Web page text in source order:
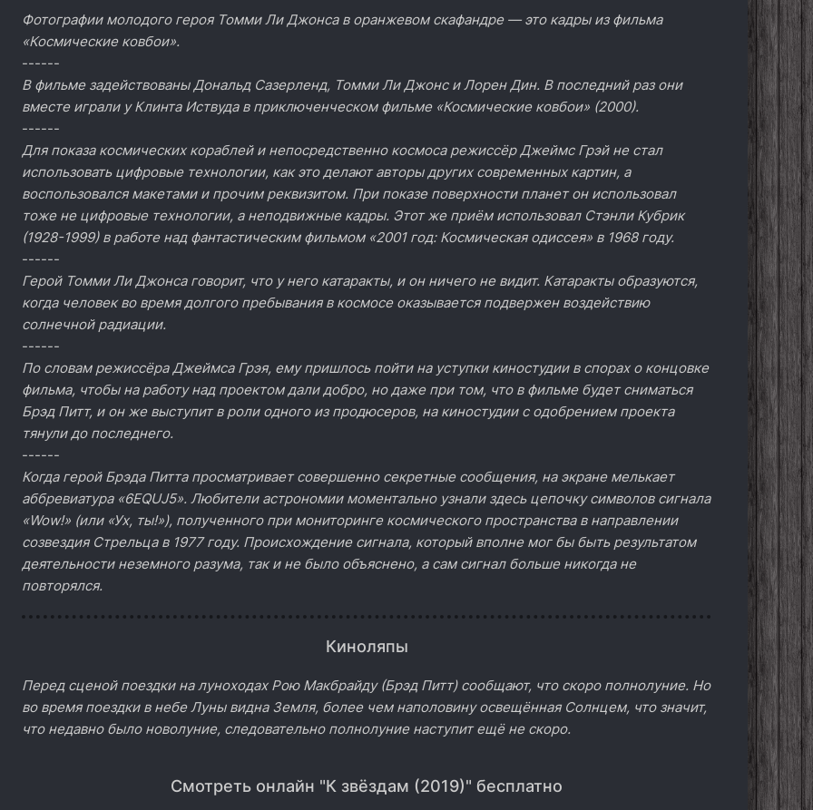
Фотографии молодого героя Томми Ли Джонса в оранжевом скафандре — это кадры из фильма
«Космические ковбои».
------
В фильме задействованы Дональд Сазерленд, Томми Ли Джонс и Лорен Дин. В последний раз они
вместе играли у Клинта Иствуда в приключенческом фильме «Космические ковбои» (2000).
------
Для показа космических кораблей и непосредственно космоса режиссёр Джеймс Грэй не стал
использовать цифровые технологии, как это делают авторы других современных картин, а
воспользовался макетами и прочим реквизитом. При показе поверхности планет он использовал
тоже не цифровые технологии, а неподвижные кадры. Этот же приём использовал Стэнли Кубрик
(1928-1999) в работе над фантастическим фильмом «2001 год: Космическая одиссея» в 1968 году.
------
Герой Томми Ли Джонса говорит, что у него катаракты, и он ничего не видит. Катаракты образуются,
когда человек во время долгого пребывания в космосе оказывается подвержен воздействию
солнечной радиации.
------
По словам режиссёра Джеймса Грэя, ему пришлось пойти на уступки киностудии в спорах о концовке
фильма, чтобы на работу над проектом дали добро, но даже при том, что в фильме будет сниматься
Брэд Питт, и он же выступит в роли одного из продюсеров, на киностудии с одобрением проекта
тянули до последнего.
------
Когда герой Брэда Питта просматривает совершенно секретные сообщения, на экране мелькает
аббревиатура «6EQUJ5». Любители астрономии моментально узнали здесь цепочку символов сигнала
«Wow!» (или «Ух, ты!»), полученного при мониторинге космического пространства в направлении
созвездия Стрельца в 1977 году. Происхождение сигнала, который вполне мог бы быть результатом
деятельности неземного разума, так и не было объяснено, а сам сигнал больше никогда не
повторялся.
Киноляпы
Перед сценой поездки на луноходах Рою Макбрайду (Брэд Питт) сообщают, что скоро полнолуние. Но
во время поездки в небе Луны видна Земля, более чем наполовину освещённая Солнцем, что значит,
что недавно было новолуние, следовательно полнолуние наступит ещё не скоро.
Смотреть онлайн "К звёздам (2019)" бесплатно